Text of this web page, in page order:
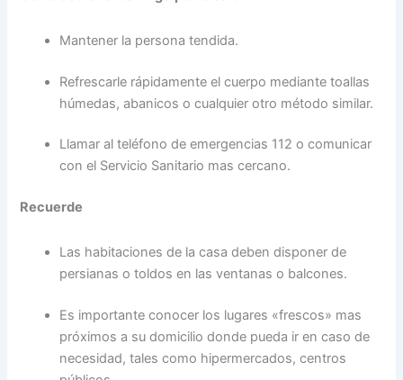
Mantener la persona tendida.
Refrescarle rápidamente el cuerpo mediante toallas
húmedas, abanicos o cualquier otro método similar.
Llamar al teléfono de emergencias 112 o comunicar
con el Servicio Sanitario mas cercano.
Recuerde
Las habitaciones de la casa deben disponer de
persianas o toldos en las ventanas o balcones.
Es importante conocer los lugares «frescos» mas
próximos a su domicilio donde pueda ir en caso de
necesidad, tales como hipermercados, centros